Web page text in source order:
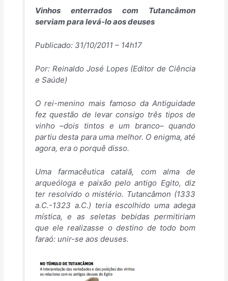
Vinhos enterrados com Tutancâmon
serviam para levá-lo aos deuses
Publicado: 31/10/2011 – 14h17
Por: Reinaldo José Lopes (Editor de Ciência
e Saúde)
O rei-menino mais famoso da Antiguidade
fez questão de levar consigo três tipos de
vinho –dois tintos e um branco– quando
partiu desta para uma melhor. O enigma, até
agora, era o porquê disso.
Uma farmacêutica catalã, com alma de
arqueóloga e paixão pelo antigo Egito, diz
ter resolvido o mistério. Tutancâmon (1333
a.C.-1323 a.C.) teria escolhido uma adega
mística, e as seletas bebidas permitiriam
que ele realizasse o destino de todo bom
faraó: unir-se aos deuses.